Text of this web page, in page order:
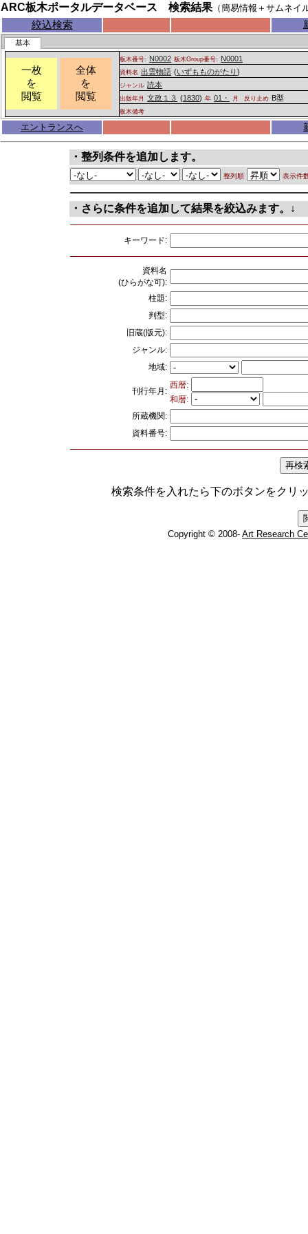
ARC板木ポータルデータベース 検索結果（簡易情報＋サムネイ
絞込検索
基本
一枚
を
閲覧
全体
を
閲覧
板木番号: N0002 板木Group番号: N0001
資料名 出雲物語 (いずもものがたり)
ジャンル 読本
出版年月 文政１３ (1830) 年 01・ 月 反り止め B型
板木備考
エントランスへ
・整列条件を追加します。
整列順 表示件
・さらに条件を追加して結果を絞込みます。↓
キーワード:
資料名
(ひらがな可):
柱題:
判型:
旧蔵(版元):
ジャンル:
地域:
刊行年月:
西暦:
和暦:
所蔵機関:
資料番号:
検索条件を入れたら下のボタンをクリ
Copyright © 2008- Art Research